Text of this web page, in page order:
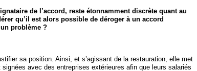
de l’accord, reste étonnamment discrète quant au
qu’il est alors possible de déroger à un accord
problème ?
sa position. Ainsi, et s’agissant de la restauration, elle met
avec des entreprises extérieures afin que leurs salariés